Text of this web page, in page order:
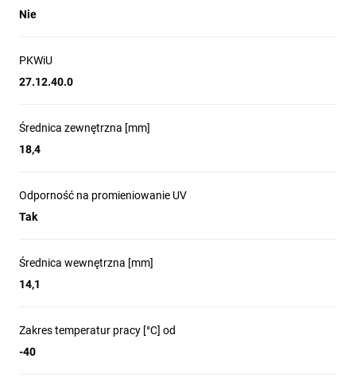
Nie
PKWiU
27.12.40.0
Średnica zewnętrzna [mm]
18,4
Odporność na promieniowanie UV
Tak
Średnica wewnętrzna [mm]
14,1
Zakres temperatur pracy [°C] od
-40